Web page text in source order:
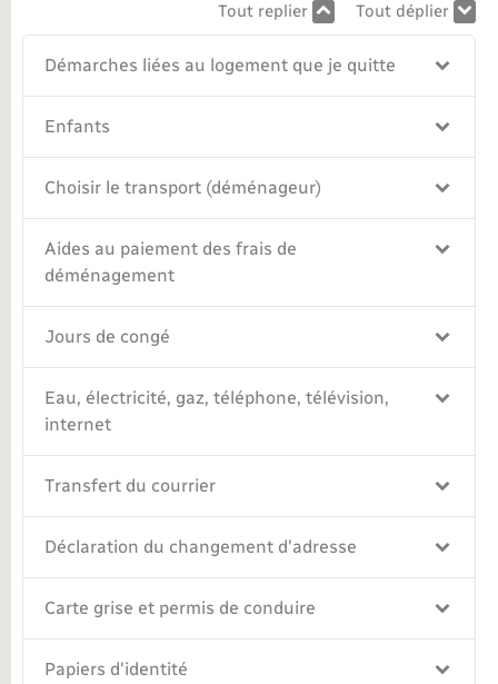
Organisation d’événement
Transports
Voirie et espace public
Tout replier Tout déplier
Démarches liées au logement que je quitte
Enfants
Choisir le transport (déménageur)
Aides au paiement des frais de
déménagement
Jours de congé
Eau, électricité, gaz, téléphone, télévision,
internet
Transfert du courrier
Déclaration du changement d'adresse
Carte grise et permis de conduire
Papiers d'identité